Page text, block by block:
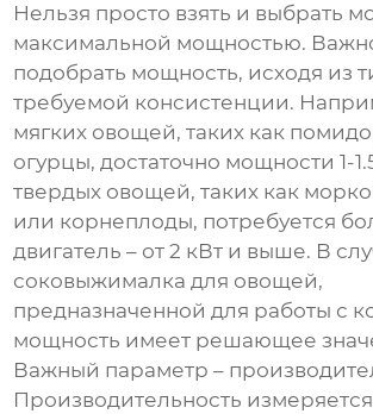
Нельзя просто взять и выбрать
максимальной мощностью.
подобрать мощность, исходя из
требуемой консистенции.
мягких овощей, таких как
огурцы, достаточно мощности 1-
твердых овощей, таких как
или корнеплоды, потребуется
двигатель – от 2 кВт и выше. В
соковыжималка для овощей,
предназначенной для работы с
мощность имеет решающее
Важный параметр –
Производительность